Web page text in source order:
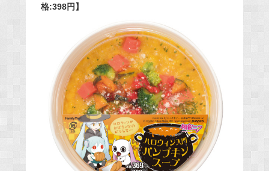
格:398円】